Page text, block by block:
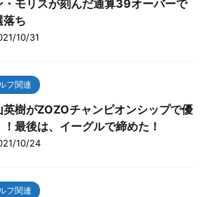
・モリスが刻んだ通算39オーバーで
落ち
10/31
フ関連
英樹がZOZOチャンピオンシップで優
！最後は、イーグルで締めた！
10/24
フ関連